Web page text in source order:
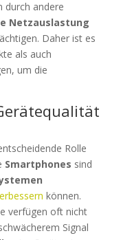
durch andere
Netzauslastung
Daher ist es
als auch
um die
Rolle
Smartphones sind
können.
verfügen oft nicht
Signal